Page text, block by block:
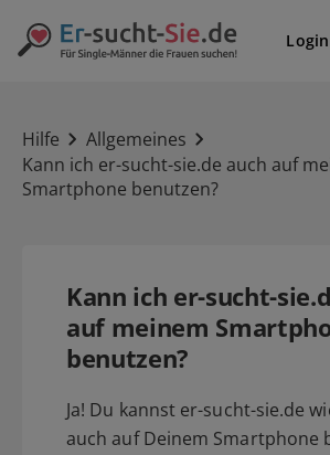
Login
Hilfe
Allgemeines
Kann ich er-sucht-sie.de auch auf
Smartphone benutzen?
Kann ich er-sucht-
auf meinem
benutzen?
Ja! Du kannst er-sucht-sie.de
auch auf Deinem Smartphone